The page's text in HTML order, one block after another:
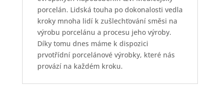
porcelán. Lidská touha po dokonalosti vedla
kroky mnoha lidí k zušlechťování směsi na
výrobu porcelánu a procesu jeho výroby.
Díky tomu dnes máme k dispozici
prvotřídní porcelánové výrobky, které nás
provází na každém kroku.